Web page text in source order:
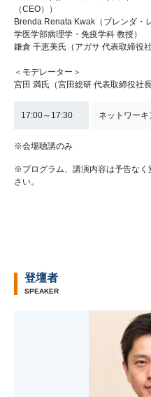
（CEO））
Brenda Renata Kwak（ブレンダ・
学医学部病理学・免疫学科 教授）
鎌倉 千恵美氏（アガサ 代表取締役社
＜モデレーター＞
宮田 満氏（宮田総研 代表取締役社長
17:00～17:30 ネットワーキ
※会場聴講のみ
※プログラム、講演内容は予告な
さい。
登壇者
SPEAKER